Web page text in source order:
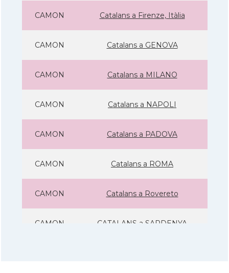
CAMON Catalans a Firenze, Itàlia
CAMON Catalans a GENOVA
CAMON Catalans a MILANO
CAMON Catalans a NAPOLI
CAMON Catalans a PADOVA
CAMON Catalans a ROMA
CAMON Catalans a Rovereto
CAMON CATALANS a SARDENYA